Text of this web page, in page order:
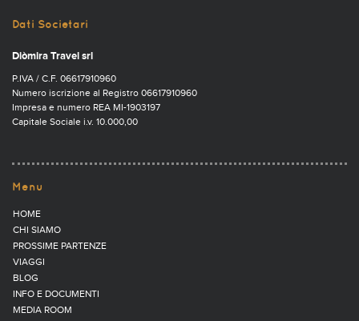
Dati Societari
Diòmira Travel srl
P.IVA / C.F. 06617910960
Numero iscrizione al Registro 06617910960
Impresa e numero REA MI-1903197
Capitale Sociale i.v. 10.000,00
Menu
HOME
CHI SIAMO
PROSSIME PARTENZE
VIAGGI
BLOG
INFO E DOCUMENTI
MEDIA ROOM